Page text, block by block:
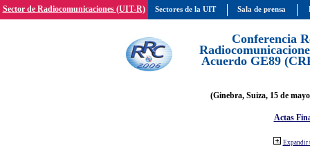
Sector de Radiocomunicaciones (UIT-R)
Conferencia
Acuerdo GE89
(Ginebra, Suiza, 15 de
Actas
Expandir
Sectores de la UIT Sala de prensa